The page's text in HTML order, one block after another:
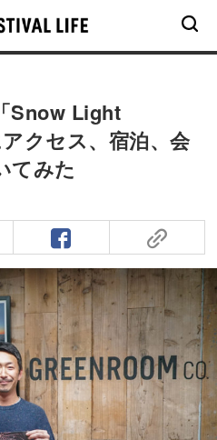
Snow Light
クセス、宿泊、会
てみた